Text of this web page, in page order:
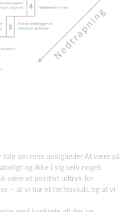
tale om rene uenigheder At være på
og ikke i sig selv noget
være et positivt udtryk for
– at vi har et fællesskab, og at vi